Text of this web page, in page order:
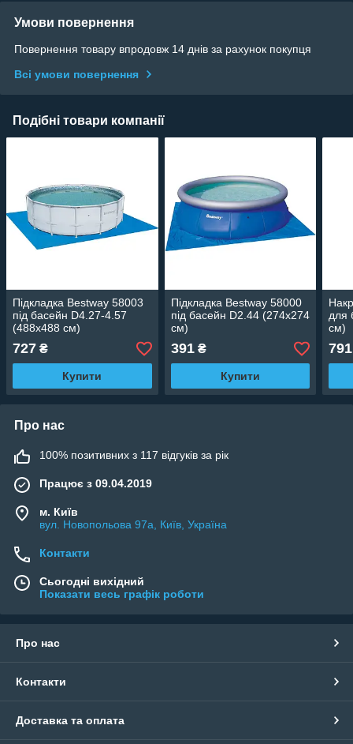
Умови повернення
Повернення товару впродовж 14 днів за рахунок покупця
Всі умови повернення
Подібні товари компанії
Підкладка Bestway 58003
під басейн D4.27-4.57
(488х488 см)
727 ₴
Купити
Підкладка Bestway 58000
під басейн D2.44 (274х274
см)
391₴
Купити
для
см)
791
Про нас
100% позитивних з 117 відгуків за рік
Працює з 09.04.2019
м. Київ
вул. Новопольова 97а, Київ, Україна
Контакти
Сьогодні вихідний
Показати весь графік роботи
Про нас
Контакти
Доставка та оплата